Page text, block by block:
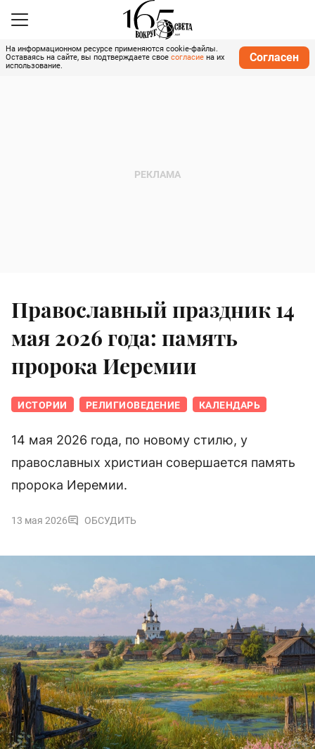
На информационном ресурсе применяются cookie-файлы.
Оставаясь на сайте, вы подтверждаете свое согласие на их
использование.
Согласен
Православный праздник 14
мая 2026 года: память
пророка Иеремии
ИСТОРИИ РЕЛИГИОВЕДЕНИЕ КАЛЕНДАРЬ
14 мая 2026 года, по новому стилю, у
православных христиан совершается память
пророка Иеремии.
13 мая 2026 ОБСУДИТЬ